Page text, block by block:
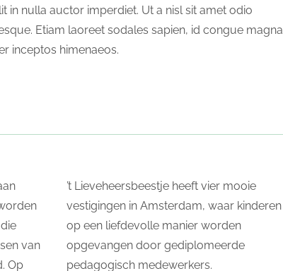
in nulla auctor imperdiet. Ut a nisl sit amet odio
Etiam laoreet sodales sapien, id congue magna
inceptos himenaeos.
van
Op
’t Lieveheersbeestje heeft vier mooie
vestigingen in Amsterdam, waar kinderen
op een liefdevolle manier worden
opgevangen door gediplomeerde
pedagogisch medewerkers.